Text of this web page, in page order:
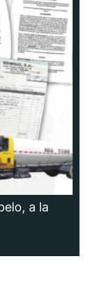
a la